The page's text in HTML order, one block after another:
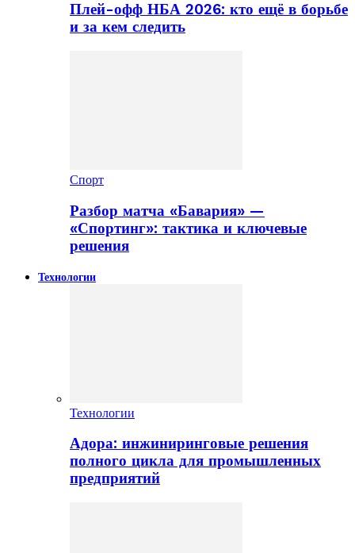
Плей-офф НБА 2026: кто ещё в борьбе
и за кем следить
Спорт
Разбор матча «Бавария» —
«Спортинг»: тактика и ключевые
решения
Технологии
Технологии
Адора: инжиниринговые решения
полного цикла для промышленных
предприятий